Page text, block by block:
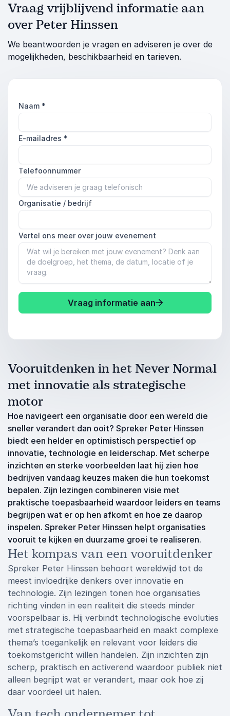
Vraag vrijblijvend informatie aan
over Peter Hinssen
We beantwoorden je vragen en adviseren je over de
mogelijkheden, beschikbaarheid en tarieven.
Naam *
E-mailadres *
Telefoonnummer
Organisatie / bedrijf
Vertel ons meer over jouw evenement
Vraag informatie aan
Vooruitdenken in het Never Normal
met innovatie als strategische
motor
Hoe navigeert een organisatie door een wereld die
sneller verandert dan ooit? Spreker Peter Hinssen
biedt een helder en optimistisch perspectief op
innovatie, technologie en leiderschap. Met scherpe
inzichten en sterke voorbeelden laat hij zien hoe
bedrijven vandaag keuzes maken die hun toekomst
bepalen. Zijn lezingen combineren visie met
praktische toepasbaarheid waardoor leiders en teams
begrijpen wat er op hen afkomt en hoe ze daarop
inspelen. Spreker Peter Hinssen helpt organisaties
vooruit te kijken en duurzame groei te realiseren.
Het kompas van een vooruitdenker
Spreker Peter Hinssen behoort wereldwijd tot de
meest invloedrijke denkers over innovatie en
technologie. Zijn lezingen tonen hoe organisaties
richting vinden in een realiteit die steeds minder
voorspelbaar is. Hij verbindt technologische evoluties
met strategische toepasbaarheid en maakt complexe
thema’s toegankelijk en relevant voor leiders die
toekomstgericht willen handelen. Zijn inzichten zijn
scherp, praktisch en activerend waardoor publiek niet
alleen begrijpt wat er verandert, maar ook hoe zij
daar voordeel uit halen.